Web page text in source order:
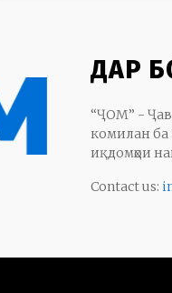
ДАР
“ҶОМ” -
комилан ба
иқдомҳои
Contact us: